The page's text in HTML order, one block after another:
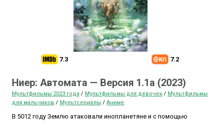
7.3 7.2
Ниер: Автомата — Версия 1.1а (2023)
Мультфильмы 2023 года / Мультфильмы для девочек / Мультфильмы
для мальчиков / Мультсериалы / Аниме
В 5012 году Землю атаковали инопланетяне и с помощью